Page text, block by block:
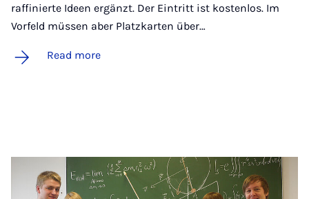
raffinierte Ideen ergänzt. Der Eintritt ist kostenlos. Im
Vorfeld müssen aber Platzkarten über…
Read more